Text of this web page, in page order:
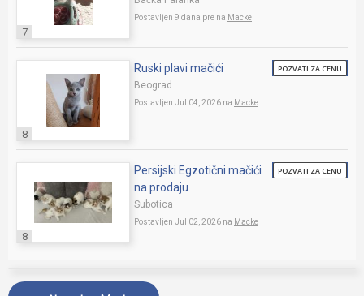
7
Postavljen 9 dana pre na Macke
8
Ruski plavi mačići
Beograd
Postavljen Jul 04, 2026 na Macke
POZVATI ZA CENU
8
Persijski Egzotični mačići
na prodaju
Subotica
Postavljen Jul 02, 2026 na Macke
POZVATI ZA CENU